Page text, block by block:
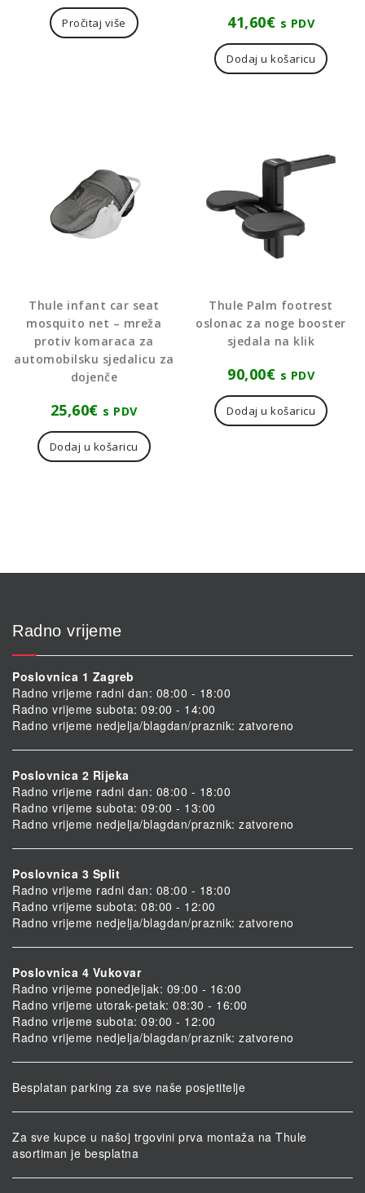
Pročitaj više 41,60€ s PDV
Dodaj u košaricu
Thule infant car seat
mosquito net – mreža
protiv komaraca za
automobilsku sjedalicu za
dojenče
25,60€ s PDV
Dodaj u košaricu
Thule Palm footrest
oslonac za noge booster
sjedala na klik
90,00€ s PDV
Dodaj u košaricu
Radno vrijeme
Poslovnica 1 Zagreb
Radno vrijeme radni dan: 08:00 - 18:00
Radno vrijeme subota: 09:00 - 14:00
Radno vrijeme nedjelja/blagdan/praznik: zatvoreno
Poslovnica 2 Rijeka
Radno vrijeme radni dan: 08:00 - 18:00
Radno vrijeme subota: 09:00 - 13:00
Radno vrijeme nedjelja/blagdan/praznik: zatvoreno
Poslovnica 3 Split
Radno vrijeme radni dan: 08:00 - 18:00
Radno vrijeme subota: 08:00 - 12:00
Radno vrijeme nedjelja/blagdan/praznik: zatvoreno
Poslovnica 4 Vukovar
Radno vrijeme ponedjeljak: 09:00 - 16:00
Radno vrijeme utorak-petak: 08:30 - 16:00
Radno vrijeme subota: 09:00 - 12:00
Radno vrijeme nedjelja/blagdan/praznik: zatvoreno
Besplatan parking za sve naše posjetitelje
Za sve kupce u našoj trgovini prva montaža na Thule
asortiman je besplatna